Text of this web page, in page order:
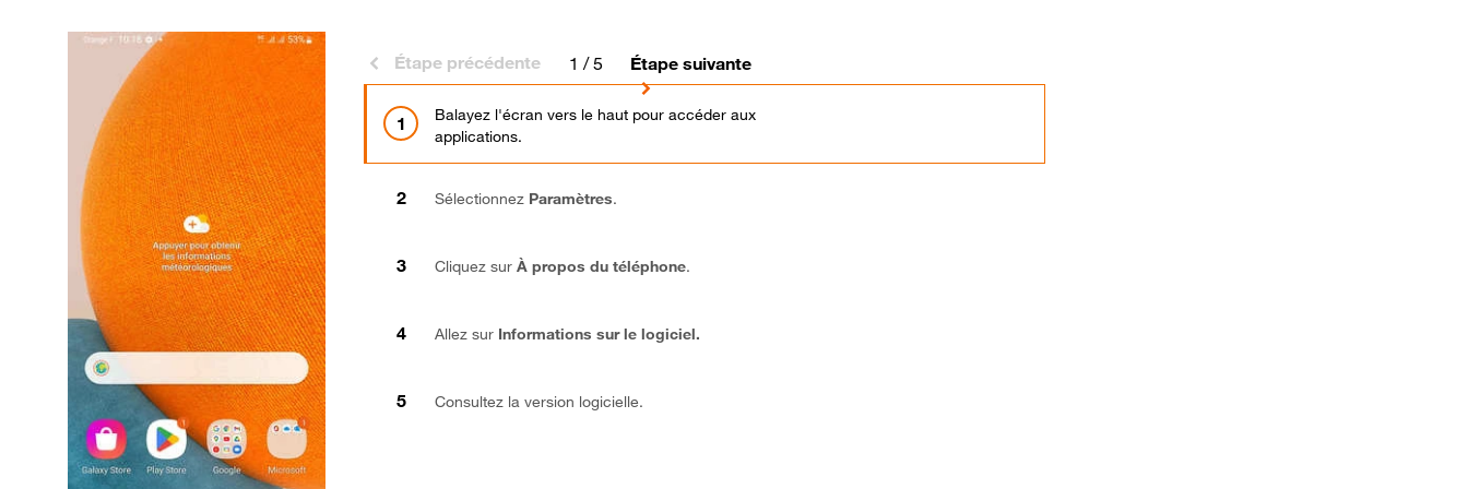
Étape précédente 1 / 5 Étape suivante
Balayez l'écran vers le haut pour accéder aux
applications.
Sélectionnez Paramètres.
Cliquez surÀ propos du téléphone.
Allez sur Informations sur le logiciel.
Consultez la version logicielle.